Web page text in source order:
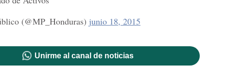
(@MP_Honduras) junio 18, 2015
Unirme al canal de noticias